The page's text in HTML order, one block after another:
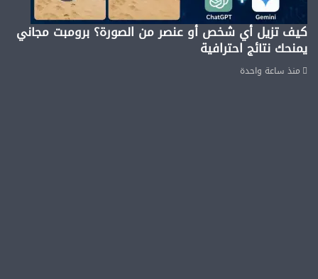
كيف تزيل أي شخص أو عنصر من الصورة؟ برومبت مجاني
يمنحك نتائج احترافية
منذ ساعة واحدة